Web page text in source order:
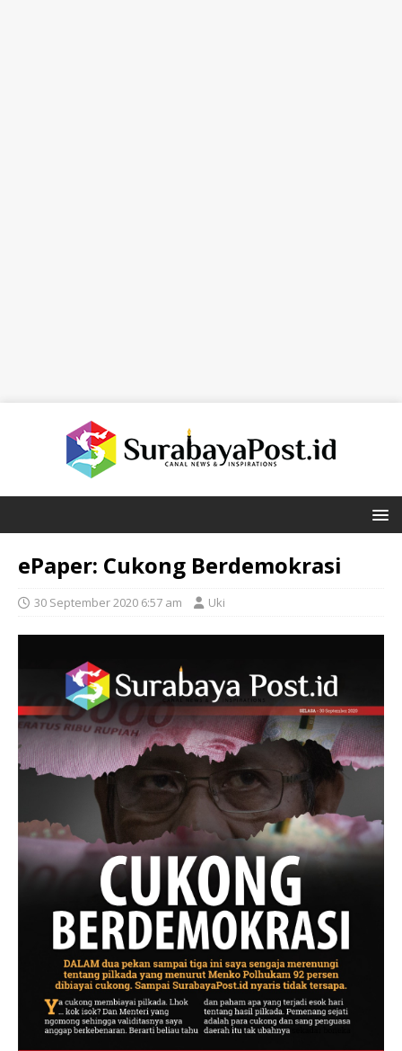
ePaper: Cukong Berdemokrasi
30 September 2020 6:57 am Uki